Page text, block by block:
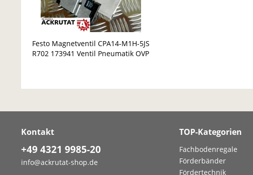
Festo Magnetventil CPA14-M1H-5JS
R702 173941 Ventil Pneumatik OVP
Kontakt
+49 4321 9985-20
info@ackrutat-shop.de
TOP-Kategorien
Fachbodenregale
Förderbänder
Fördertechnik